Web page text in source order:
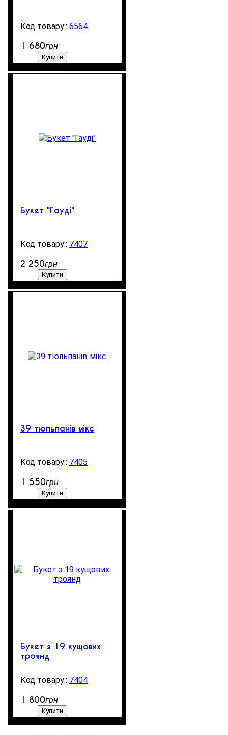
6564
1 680грн
Купити
Букет "Гауді"
7407
2 250грн
Купити
39 тюльпанів мікс
7405
1 550грн
Купити
Букет з 19 кущових
троянд
7404
1 800грн
Купити